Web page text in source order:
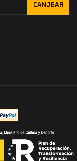
CANJEAR